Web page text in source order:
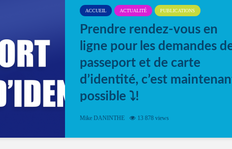
ACCUEIL ACTUALITÉ PUBLICATIONS
Prendre rendez-vous en
ligne pour les demandes
passeport et de carte
d’identité, c’est
possible ⤵️!
Désormais, il est possible de prendre rendez-vous
Mike DANINTHE 13 878 views